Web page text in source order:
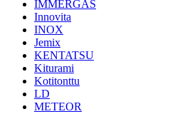
IMMERGAS
Innovita
INOX
Jemix
KENTATSU
Kiturami
Kotitonttu
LD
METEOR